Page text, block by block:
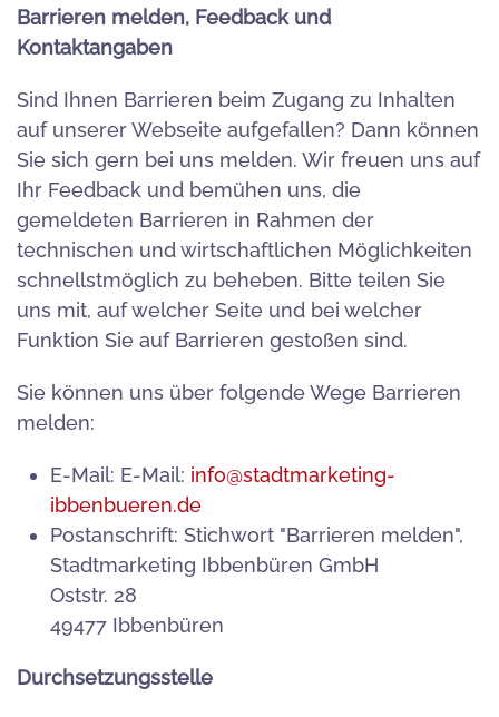
Barrieren melden, Feedback und
Kontaktangaben
Sind Ihnen Barrieren beim Zugang zu Inhalten
auf unserer Webseite aufgefallen? Dann können
Sie sich gern bei uns melden. Wir freuen uns auf
Ihr Feedback und bemühen uns, die
gemeldeten Barrieren in Rahmen der
technischen und wirtschaftlichen Möglichkeiten
schnellstmöglich zu beheben. Bitte teilen Sie
uns mit, auf welcher Seite und bei welcher
Funktion Sie auf Barrieren gestoßen sind.
Sie können uns über folgende Wege Barrieren
melden:
E-Mail: E-Mail: info@stadtmarketing-
ibbenbueren.de
Postanschrift: Stichwort "Barrieren melden",
Stadtmarketing Ibbenbüren GmbH
Oststr. 28
49477 Ibbenbüren
Durchsetzungsstelle